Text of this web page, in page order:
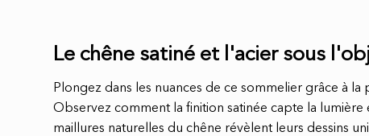
Le chêne satiné et l'acier sous
Plongez dans les nuances de ce sommelier grâce à la
Observez comment la finition satinée capte la
maillures naturelles du chêne révèlent leurs dessins